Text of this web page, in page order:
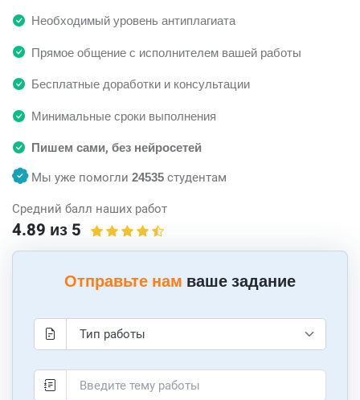
Необходимый уровень антиплагиата
Прямое общение с исполнителем вашей работы
Бесплатные доработки и консультации
Минимальные сроки выполнения
Пишем сами, без нейросетей
Мы уже помогли 24535 студентам
Средний балл наших работ
4.89 из 5
Отправьте нам ваше задание